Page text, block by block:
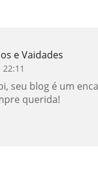
e Vaidades
seu blog é um
querida!